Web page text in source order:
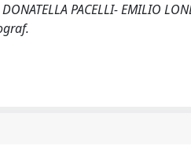
PACELLI- EMILIO